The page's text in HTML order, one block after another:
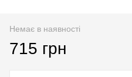
Немає в наявності
715 грн